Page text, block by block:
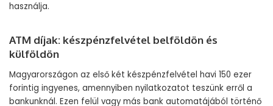
használja.
ATM díjak: készpénzfelvétel belföldön és
külföldön
Magyarországon az első két készpénzfelvétel havi 150 ezer
forintig ingyenes, amennyiben nyilatkozatot teszünk erről a
bankunknál. Ezen felül vagy más bank automatájából történő